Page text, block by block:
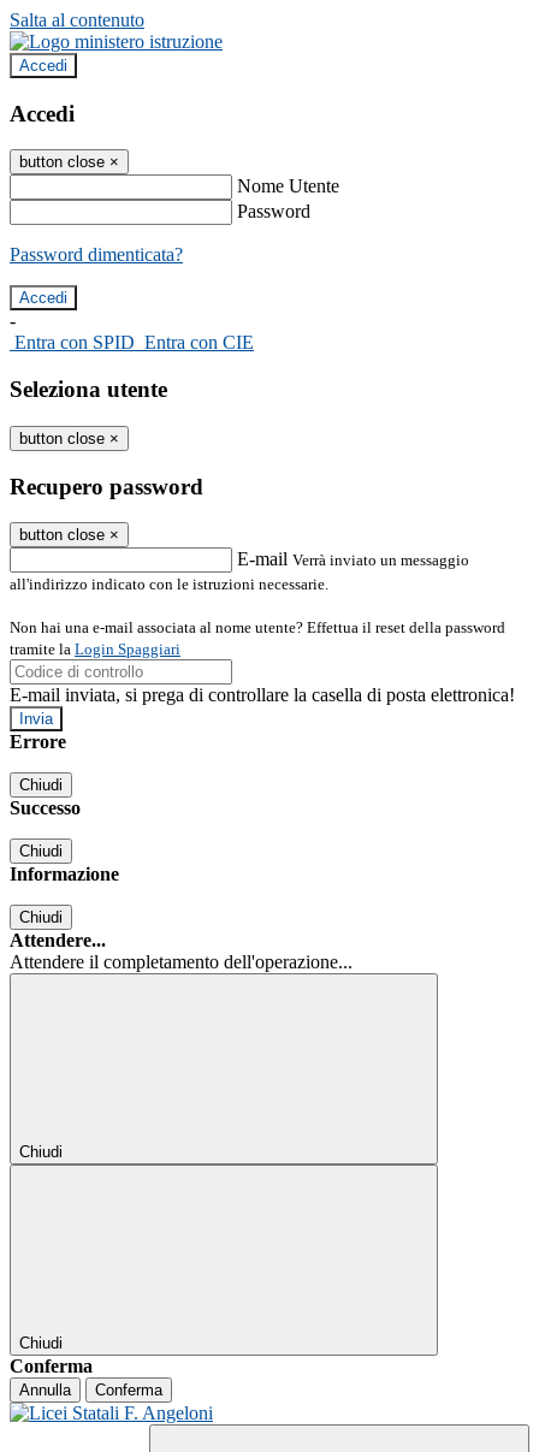
Salta al contenuto
Accedi
Accedi
button close ×
Nome Utente
Password
Password dimenticata?
-
Entra con SPID Entra con CIE
Seleziona utente
button close ×
Recupero password
button close ×
E-mail Verrà inviato un messaggio
all'indirizzo indicato con le istruzioni necessarie.
Non hai una e-mail associata al nome utente? Effettua il reset della password
tramite la Login Spaggiari
E-mail inviata, si prega di controllare la casella di posta elettronica!
Errore
Chiudi
Successo
Chiudi
Informazione
Chiudi
Attendere...
Attendere il completamento dell'operazione...
Chiudi
Chiudi
Conferma
Annulla Conferma